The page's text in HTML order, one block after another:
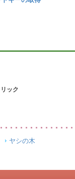
ック
ヤシの木